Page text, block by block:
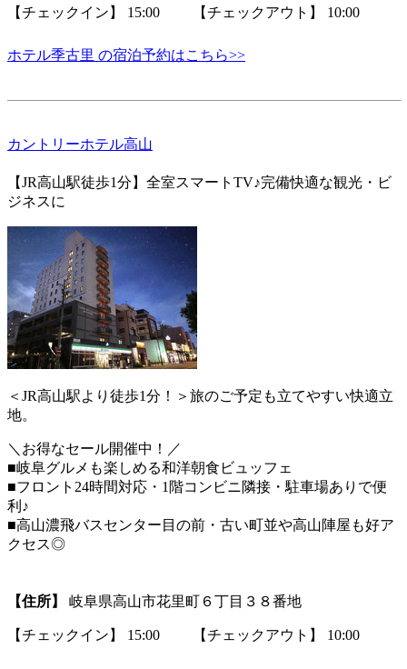
【チェックイン】 15:00 【チェックアウト】 10:00
ホテル季古里 の宿泊予約はこちら>>
カントリーホテル高山
【JR高山駅徒歩1分】全室スマートTV♪完備快適な観光・ビ
ジネスに
＜JR高山駅より徒歩1分！＞旅のご予定も立てやすい快適立
地。
＼お得なセール開催中！／
■岐阜グルメも楽しめる和洋朝食ビュッフェ
■フロント24時間対応・1階コンビニ隣接・駐車場ありで便
利♪
■高山濃飛バスセンター目の前・古い町並や高山陣屋も好ア
クセス◎
【住所】 岐阜県高山市花里町６丁目３８番地
【チェックイン】 15:00 【チェックアウト】 10:00